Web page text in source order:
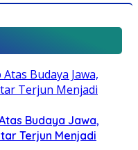
Budaya Jawa,
Terjun Menjadi